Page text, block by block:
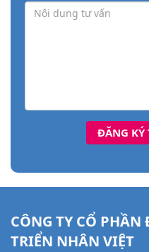
CÔNG TY CỔ
TRIỂN NHÂN VIỆT